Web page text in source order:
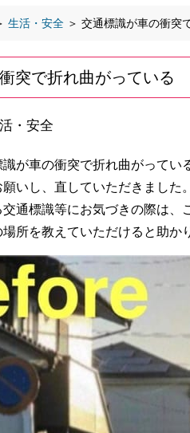
生活・安全 ＞ 交通標識が車の衝突
突で折れ曲がっている
・安全
が車の衝突で折れ曲がってい
いし、直していただきました。
通標識等にお気づきの際は、
所を教えていただけると助か